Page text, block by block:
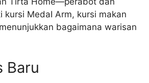
MedaI Arm, kursi makan
bagaimana warisan
Baru